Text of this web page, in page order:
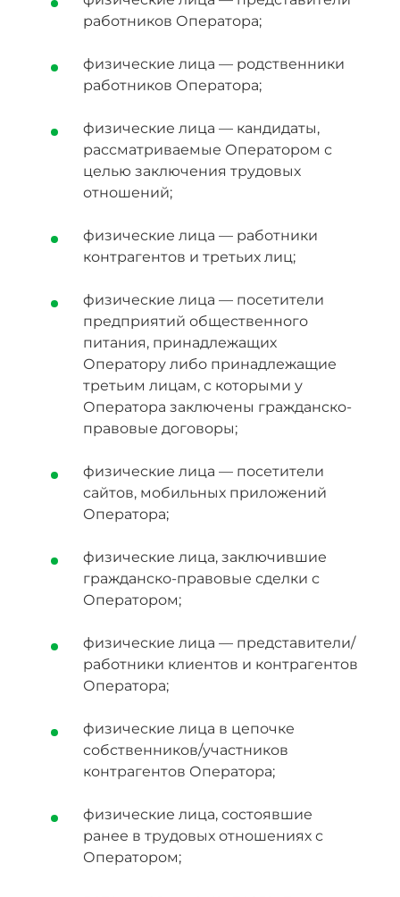
работников Оператора;
физические лица — родственники
работников Оператора;
физические лица — кандидаты,
рассматриваемые Оператором с
целью заключения трудовых
отношений;
физические лица — работники
контрагентов и третьих лиц;
физические лица — посетители
предприятий общественного
питания, принадлежащих
Оператору либо принадлежащие
третьим лицам, с которыми у
Оператора заключены гражданско-
правовые договоры;
физические лица — посетители
сайтов, мобильных приложений
Оператора;
физические лица, заключившие
гражданско-правовые сделки с
Оператором;
физические лица — представители/
работники клиентов и контрагентов
Оператора;
физические лица в цепочке
собственников/участников
контрагентов Оператора;
физические лица, состоявшие
ранее в трудовых отношениях с
Оператором;